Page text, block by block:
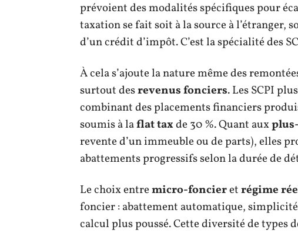
prévoient des modalités spécifiques pour
taxation se fait soit à la source à l’étranger,
d’un crédit d’impôt. C’est la spécialité des
À cela s’ajoute la nature même des
surtout desrevenus fonciers. Les SCPI
combinant des placements financiers
soumis à laflat taxde 30 %. Quant aux
revente d’un immeuble ou de parts), elles
abattements progressifs selon la durée de
Le choix entremicro-foncieretrégime
foncier : abattement automatique,
calcul plus poussé. Cette diversité de types